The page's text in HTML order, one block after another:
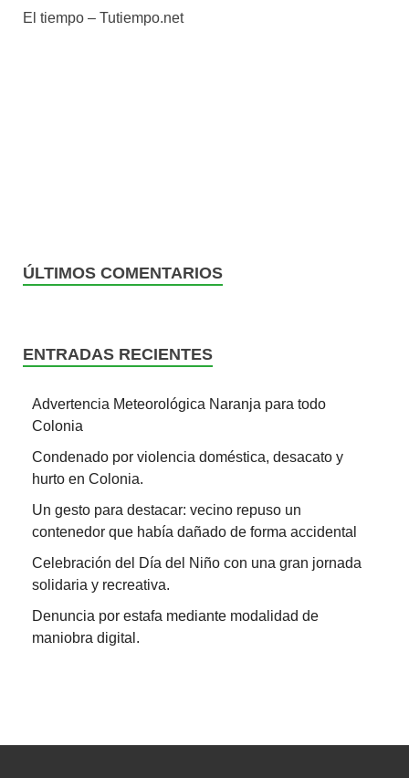
El tiempo – Tutiempo.net
ÚLTIMOS COMENTARIOS
ENTRADAS RECIENTES
Advertencia Meteorológica Naranja para todo
Colonia
Condenado por violencia doméstica, desacato y
hurto en Colonia.
Un gesto para destacar: vecino repuso un
contenedor que había dañado de forma accidental
Celebración del Día del Niño con una gran jornada
solidaria y recreativa.
Denuncia por estafa mediante modalidad de
maniobra digital.